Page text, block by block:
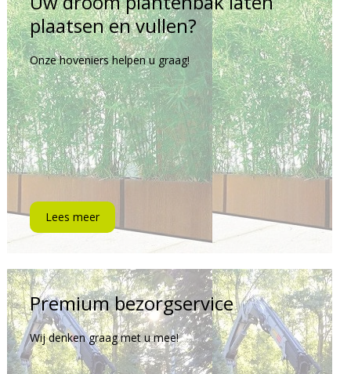
plaatsen en vullen?
Onze hoveniers helpen u graag!
Lees meer
Premium bezorgservice
Wij denken graag met u mee!